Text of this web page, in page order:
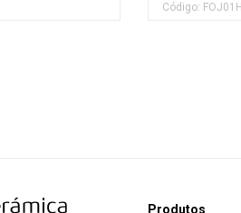
Código:
Produtos